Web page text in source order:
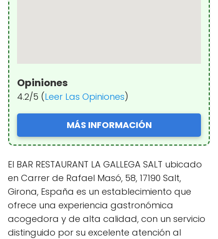
Opiniones
4.2/5 (Leer Las Opiniones)
MÁS INFORMACIÓN
El BAR RESTAURANT LA GALLEGA SALT ubicado
en Carrer de Rafael Masó, 58, 17190 Salt,
Girona, España es un establecimiento que
ofrece una experiencia gastronómica
acogedora y de alta calidad, con un servicio
distinguido por su excelente atención al